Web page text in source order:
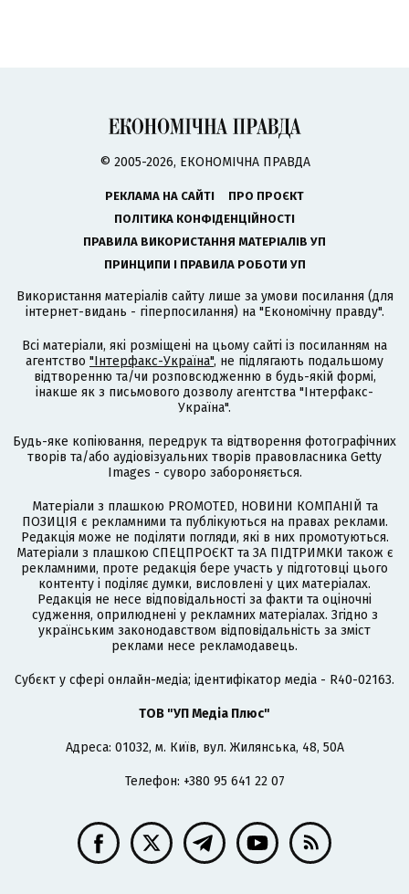
© 2005-2026, ЕКОНОМІЧНА ПРАВДА
РЕКЛАМА НА САЙТІ
ПРО ПРОЄКТ
ПОЛІТИКА КОНФІДЕНЦІЙНОСТІ
ПРАВИЛА ВИКОРИСТАННЯ МАТЕРІАЛІВ УП
ПРИНЦИПИ І ПРАВИЛА РОБОТИ УП
Використання матеріалів сайту лише за умови посилання (для
інтернет-видань - гіперпосилання) на "Економічну правду".
Всі матеріали, які розміщені на цьому сайті із посиланням на
агентство "Інтерфакс-Україна", не підлягають подальшому
відтворенню та/чи розповсюдженню в будь-якій формі,
інакше як з письмового дозволу агентства "Інтерфакс-
Україна".
Будь-яке копіювання, передрук та відтворення фотографічних
творів та/або аудіовізуальних творів правовласника Getty
Images - суворо забороняється.
Матеріали з плашкою PROMOTED, НОВИНИ КОМПАНІЙ та
ПОЗИЦІЯ є рекламними та публікуються на правах реклами.
Редакція може не поділяти погляди, які в них промотуються.
Матеріали з плашкою СПЕЦПРОЄКТ та ЗА ПІДТРИМКИ також є
рекламними, проте редакція бере участь у підготовці цього
контенту і поділяє думки, висловлені у цих матеріалах.
Редакція не несе відповідальності за факти та оціночні
судження, оприлюднені у рекламних матеріалах. Згідно з
українським законодавством відповідальність за зміст
реклами несе рекламодавець.
Cубєкт у сфері онлайн-медіа; ідентифікатор медіа - R40-02163.
ТОВ "УП Медіа Плюс"
Адреса: 01032, м. Київ, вул. Жилянська, 48, 50А
Телефон: +380 95 641 22 07